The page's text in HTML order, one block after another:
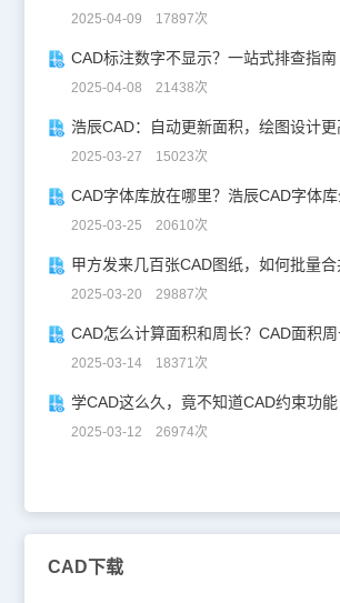
2025-04-09 17897次
CAD标注数字不显示？一站式排查指南
2025-04-08 21438次
浩辰CAD：自动更新面积，绘图设计更
2025-03-27 15023次
CAD字体库放在哪里？浩辰CAD字体
2025-03-25 20610次
2025-03-20 29887次
2025-03-14 18371次
学CAD这么久，竟不知道CAD约束功能
2025-03-12 26974次
CAD下载